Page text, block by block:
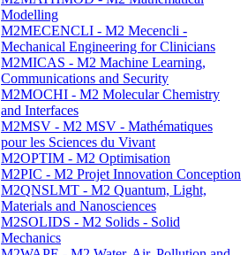
Modelling
M2MECENCLI - M2 Mecencli -
Mechanical Engineering for Clinicians
M2MICAS - M2 Machine Learning,
Communications and Security
M2MOCHI - M2 Molecular Chemistry
and Interfaces
M2MSV - M2 MSV - Mathématiques
pour les Sciences du Vivant
M2OPTIM - M2 Optimisation
M2PIC - M2 Projet Innovation Conception
M2QNSLMT - M2 Quantum, Light,
Materials and Nanosciences
M2SOLIDS - M2 Solids - Solid
Mechanics